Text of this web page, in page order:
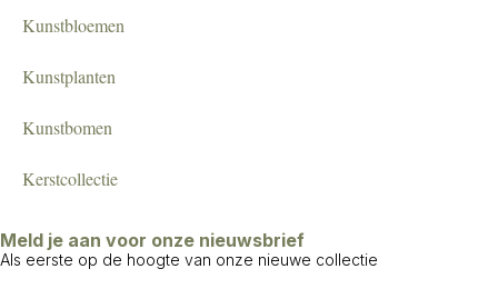
Kunstbloemen
Kunstplanten
Kunstbomen
Kerstcollectie
Meld je aan voor onze nieuwsbrief
Als eerste op de hoogte van onze nieuwe collectie